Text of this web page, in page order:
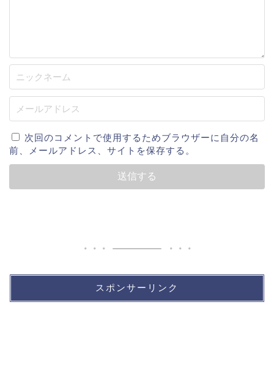
次回のコメントで使用するためブラウザーに自分の名
前、メールアドレス、サイトを保存する。
スポンサーリンク